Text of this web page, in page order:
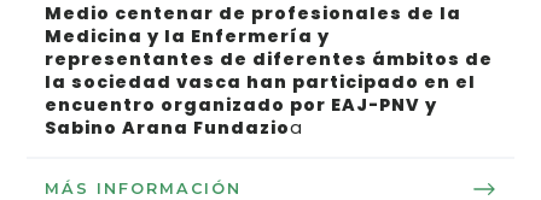
Medio centenar de profesionales de la
Medicina y la Enfermería y
representantes de diferentes ámbitos de
la sociedad vasca han participado en el
encuentro organizado por EAJ-PNV y
Sabino Arana Fundazioa
MÁS INFORMACIÓN